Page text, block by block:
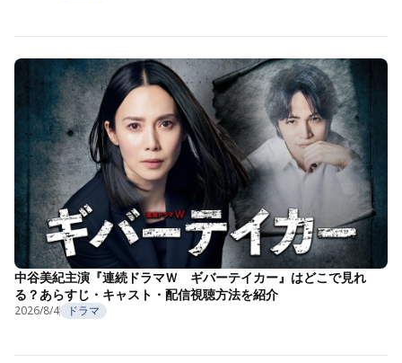
中谷美紀主演『連続ドラマＷ ギバーテイカー』はどこで見れ
る？あらすじ・キャスト・配信視聴方法を紹介
2026/8/4 ドラマ